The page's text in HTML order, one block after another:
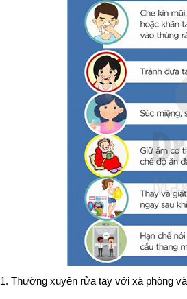
1. Thường xuyên rửa tay với xà phòng